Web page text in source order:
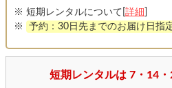
※ 短期レンタルについて[ 詳細
※
予約：30日先までのお届け日指
短期レンタルは 7・14・